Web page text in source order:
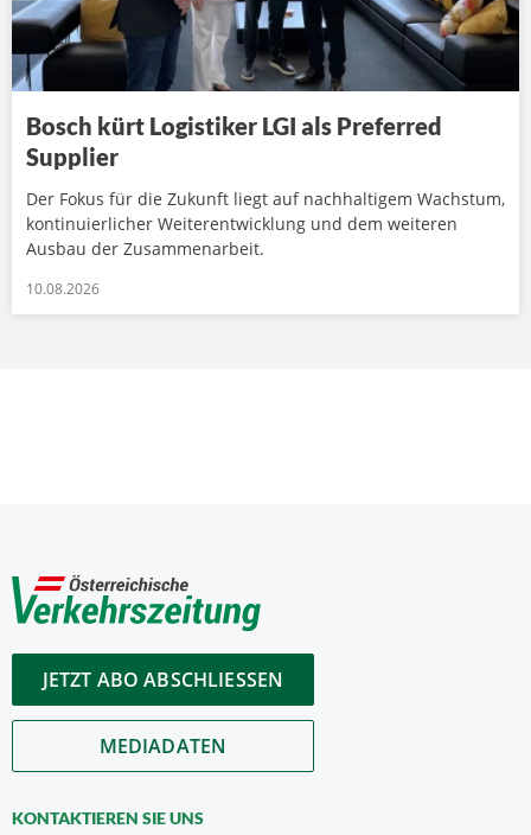
Bosch kürt Logistiker LGI als Preferred
Supplier
Der Fokus für die Zukunft liegt auf nachhaltigem Wachstum,
kontinuierlicher Weiterentwicklung und dem weiteren
Ausbau der Zusammenarbeit.
10.08.2026
JETZT ABO ABSCHLIESSEN
MEDIADATEN
KONTAKTIEREN SIE UNS